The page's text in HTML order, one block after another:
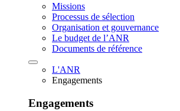
Missions
Processus de sélection
Organisation et gouvernance
Le budget de l’ANR
Documents de référence
L'ANR
Engagements
Engagements